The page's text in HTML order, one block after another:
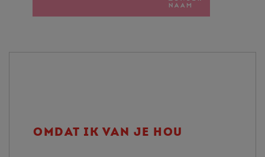
OMDAT IK VAN JE HOU